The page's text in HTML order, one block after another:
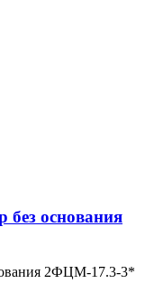
основания
2ФЦМ-17.3-3*